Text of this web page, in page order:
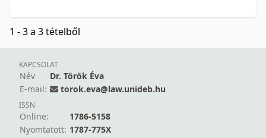
1 - 3 a 3 tételből
KAPCSOLAT
Név
Dr. Török Éva
E-mail:
torok.eva@law.unideb.hu
ISSN
Online:
1786-5158
Nyomtatott: 1787-775X